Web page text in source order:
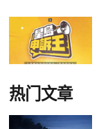
热门文章